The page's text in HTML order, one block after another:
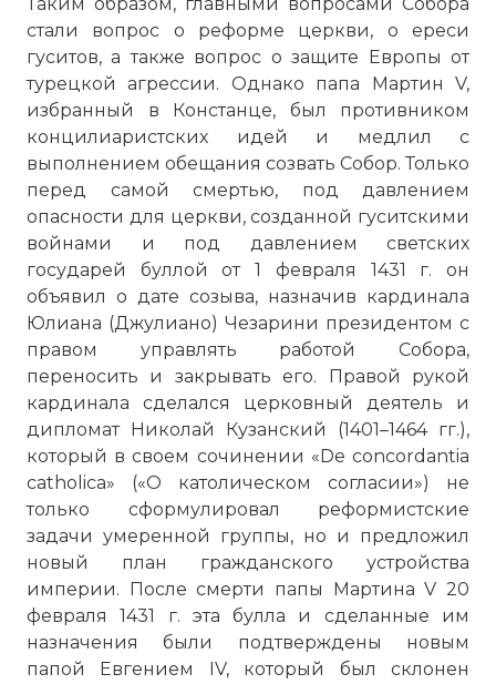
стали вопрос о реформе церкви, о ереси
гуситов, а также вопрос о защите Европы от
турецкой агрессии. Однако папа Мартин V,
избранный в Констанце, был противником
концилиаристских идей и медлил с
выполнением обещания созвать Собор. Только
перед самой смертью, под давлением
опасности для церкви, созданной гуситскими
войнами и под давлением светских
государей буллой от 1 февраля 1431 г. он
объявил о дате созыва, назначив кардинала
Юлиана (Джулиано) Чезарини президентом с
правом управлять работой Собора,
переносить и закрывать его. Правой рукой
кардинала сделался церковный деятель и
дипломат Николай Кузанский (1401–1464 гг.),
который в своем сочинении «De concordantia
catholica» («О католическом согласии») не
только сформулировал реформистские
задачи умеренной группы, но и предложил
новый план гражданского устройства
империи. После смерти папы Мартина V 20
февраля 1431 г. эта булла и сделанные им
назначения были подтверждены новым
папой Евгением IV, который был склонен
☓
Мартин V. Собор был созван папой